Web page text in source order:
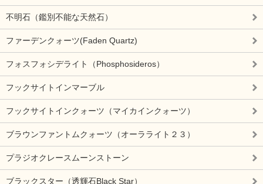
不明石（鑑別不能な天然石）
ファーデンクォーツ(Faden Quartz)
フォスフォシデライト（Phosphosideros）
フックサイトインマーブル
フックサイトインクォーツ（マイカインクォーツ）
ブラウンファントムクォーツ（オーラライト２３）
プラジオクレースムーンストーン
ブラックスター（透輝石Black Star）